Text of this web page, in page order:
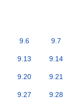
9.6 9.7
9.13 9.14
9.20 9.21
9.27 9.28